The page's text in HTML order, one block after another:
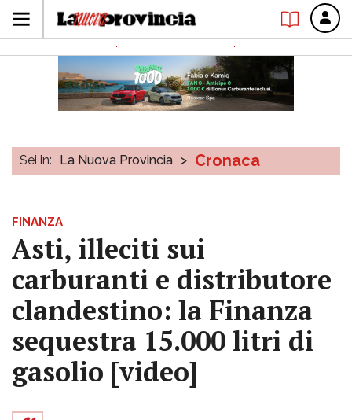
Sei in: La Nuova Provincia > Cronaca
FINANZA
Asti, illeciti sui
carburanti e distributore
clandestino: la Finanza
sequestra 15.000 litri di
gasolio [video]